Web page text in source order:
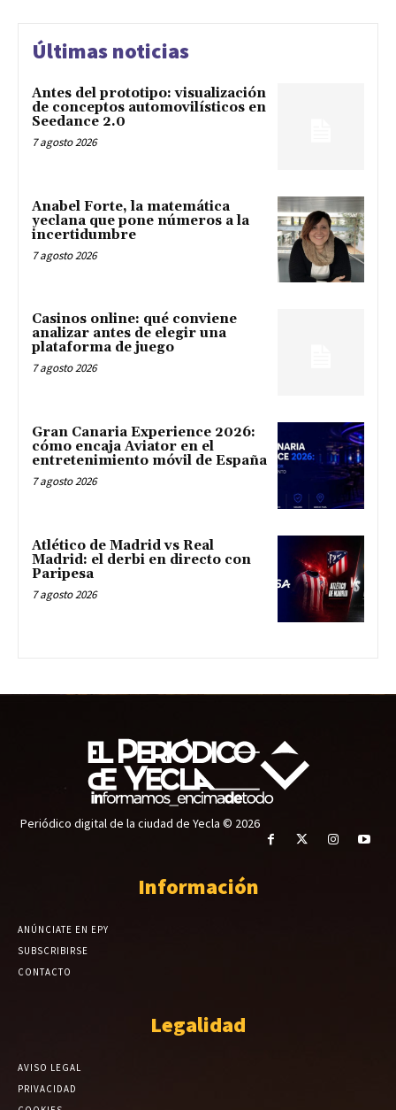
Últimas noticias
Antes del prototipo: visualización
de conceptos automovilísticos en
Seedance 2.0
7 agosto 2026
Anabel Forte, la matemática
yeclana que pone números a la
incertidumbre
7 agosto 2026
Casinos online: qué conviene
analizar antes de elegir una
plataforma de juego
7 agosto 2026
Gran Canaria Experience 2026:
cómo encaja Aviator en el
entretenimiento móvil de España
7 agosto 2026
Atlético de Madrid vs Real
Madrid: el derbi en directo con
Paripesa
7 agosto 2026
Periódico digital de la ciudad de Yecla © 2026
Información
ANÚNCIATE EN EPY
SUBSCRIBIRSE
CONTACTO
Legalidad
AVISO LEGAL
PRIVACIDAD